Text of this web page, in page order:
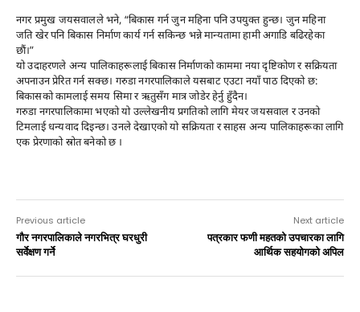
नगर प्रमुख जयसवालले भने, “बिकास गर्न जुन महिना पनि उपयुक्त हुन्छ। जुन महिना
जति खेर पनि बिकास निर्माण कार्य गर्न सकिन्छ भन्ने मान्यतामा हामी अगाडि बढिरहेका
छौं।”
यो उदाहरणले अन्य पालिकाहरूलाई बिकास निर्माणको काममा नया दृष्टिकोण र सक्रियता
अपनाउन प्रेरित गर्न सक्छ। गरुडा नगरपालिकाले यसबाट एउटा नयाँ पाठ दिएको छ:
बिकासको कामलाई समय सिमा र ऋतुसँग मात्र जोडेर हेर्नु हुँदैन।
गरुडा नगरपालिकामा भएको यो उल्लेखनीय प्रगतिको लागि मेयर जयसवाल र उनको
टिमलाई धन्यवाद दिइन्छ। उनले देखाएको यो सक्रियता र साहस अन्य पालिकाहरूका लागि
एक प्रेरणाको स्रोत बनेको छ ।
Previous article
गौर नगरपालिकाले नगरभित्र घरधुरी
सर्वेक्षण गर्ने
Next article
पत्रकार फणी महतको उपचारका लागि
आर्थिक सहयोगको अपिल